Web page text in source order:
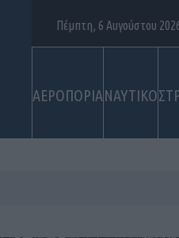
ΑΕΡΟΠΟΡΙΑΝΑΥΤΙΚΟ
Πέμπτη, 6 Αυγούστου